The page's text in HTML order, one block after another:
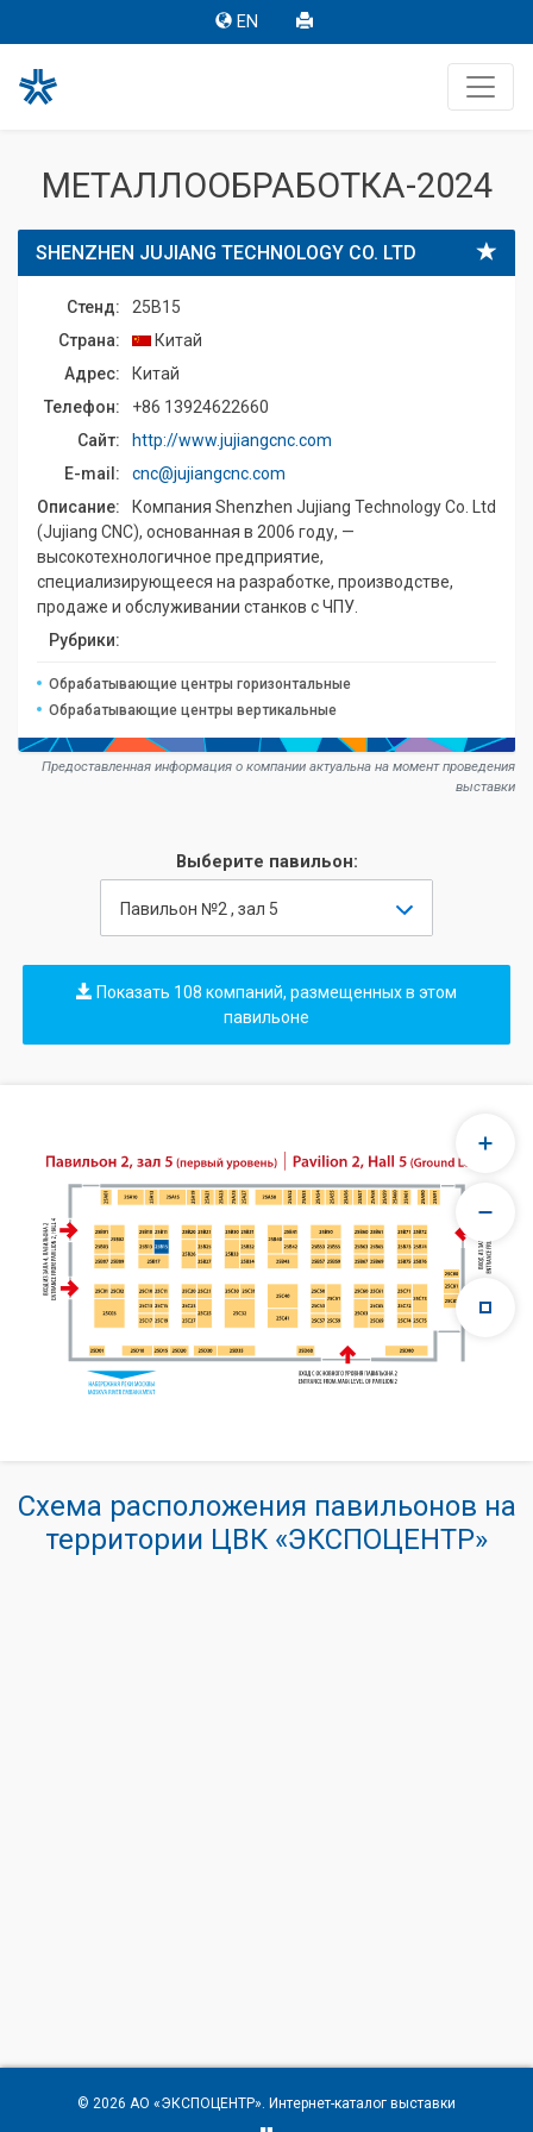
EN
МЕТАЛЛООБРАБОТКА-2024
SHENZHEN JUJIANG TECHNOLOGY CO. LTD
Стенд:
25B15
Страна:
Китай
Адрес:
Китай
Телефон:
+86 13924622660
Сайт:
http://www.jujiangcnc.com
E-mail:
cnc@jujiangcnc.com
Описание:
Компания Shenzhen Jujiang Technology Co. Ltd
(Jujiang CNC), основанная в 2006 году, —
высокотехнологичное предприятие,
специализирующееся на разработке, производстве,
продаже и обслуживании станков с ЧПУ.
Рубрики:
Обрабатывающие центры горизонтальные
Обрабатывающие центры вертикальные
Предоставленная информация о компании актуальна на момент проведения
выставки
Выберите павильон:
Павильон №2 , зал 5
Показать 108 компаний, размещенных в этом
павильоне
Схема расположения павильонов на
территории ЦВК «ЭКСПОЦЕНТР»
© 2026 АО «ЭКСПОЦЕНТР». Интернет-каталог выставки